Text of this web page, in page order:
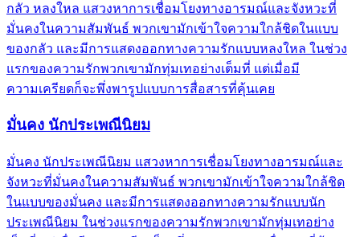
กลัว หลงใหล แสวงหาการเชื่อมโยงทางอารมณ์และจังหวะที่
มั่นคงในความสัมพันธ์ พวกเขามักเข้าใจความใกล้ชิดในแบบ
ของกลัว และมีการแสดงออกทางความรักแบบหลงใหล ในช่วง
แรกของความรักพวกเขามักทุ่มเทอย่างเต็มที่ แต่เมื่อมี
ความเครียดก็จะพึ่งพารูปแบบการสื่อสารที่คุ้นเคย
มั่นคง นักประเพณีนิยม
มั่นคง นักประเพณีนิยม แสวงหาการเชื่อมโยงทางอารมณ์และ
จังหวะที่มั่นคงในความสัมพันธ์ พวกเขามักเข้าใจความใกล้ชิด
ในแบบของมั่นคง และมีการแสดงออกทางความรักแบบนัก
ประเพณีนิยม ในช่วงแรกของความรักพวกเขามักทุ่มเทอย่าง